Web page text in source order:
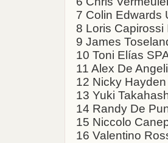
7 Colin Edwards
8 Loris Capirossi
9 James
10 Toni Elías
11 Alex De
12 Nicky
13 Yuki
14 Randy De
15 Niccolo
16 Valentino